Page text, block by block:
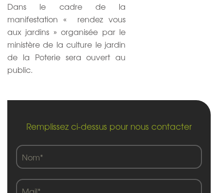
Dans le cadre de la
manifestation « rendez vous
aux jardins » organisée par le
ministère de la culture le jardin
de la Poterie sera ouvert au
public.
Remplissez ci-dessus pour nous contacter